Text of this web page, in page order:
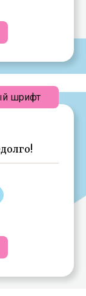
шрифт